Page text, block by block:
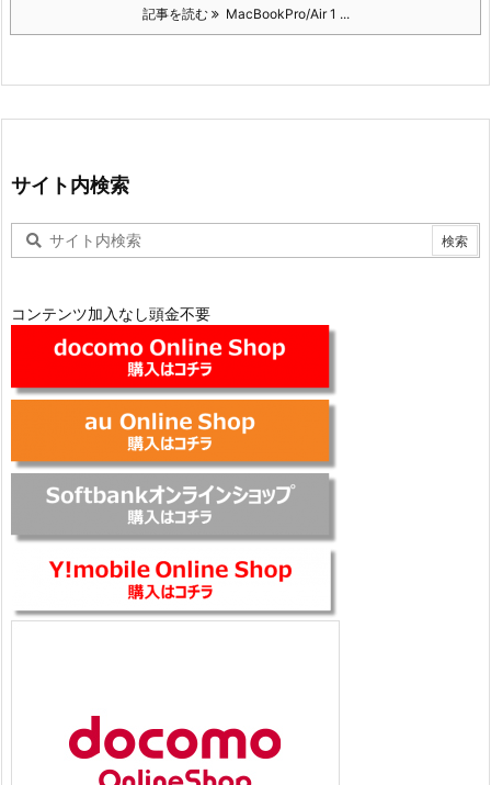
記事を読む MacBookPro/Air 1 ...
サイト内検索
コンテンツ加入なし頭金不要